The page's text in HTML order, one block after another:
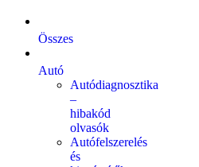
Összes
Autó
Autódiagnosztika
–
hibakód
olvasók
Autófelszerelés
és